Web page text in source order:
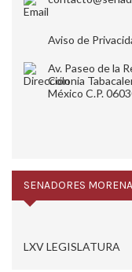
Aviso de
Av. Paseo de la
Colonia
México C.P.
SENADORES MORENA
LXV LEGISLATURA